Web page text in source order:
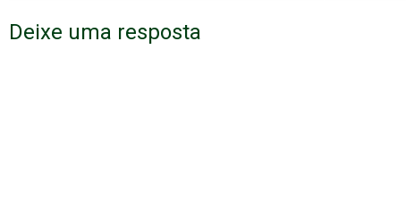
Deixe uma resposta